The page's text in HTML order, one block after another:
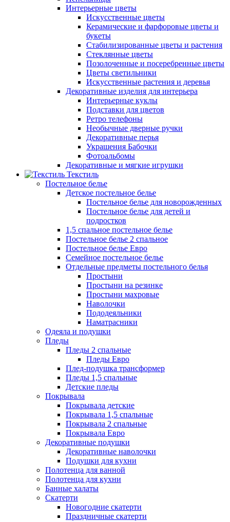
Интерьерные цветы
Искусственные цветы
Керамические и фарфоровые цветы и
букеты
Стабилизированные цветы и растения
Стеклянные цветы
Позолоченные и посеребренные цветы
Цветы светильники
Искусственные растения и деревья
Декоративные изделия для интерьера
Интерьерные куклы
Подставки для цветов
Ретро телефоны
Необычные дверные ручки
Декоративные перья
Украшения Бабочки
Фотоальбомы
Декоративные и мягкие игрушки
Текстиль
Постельное белье
Детское постельное белье
Постельное белье для новорожденных
Постельное белье для детей и
подростков
1,5 спальное постельное белье
Постельное белье 2 спальное
Постельное белье Евро
Семейное постельное белье
Отдельные предметы постельного белья
Простыни
Простыни на резинке
Простыни махровые
Наволочки
Пододеяльники
Наматрасники
Одеяла и подушки
Пледы
Пледы 2 спальные
Пледы Евро
Плед-подушка трансформер
Пледы 1,5 спальные
Детские пледы
Покрывала
Покрывала детские
Покрывала 1,5 спальные
Покрывала 2 спальные
Покрывала Евро
Декоративные подушки
Декоративные наволочки
Подушки для кухни
Полотенца для ванной
Полотенца для кухни
Банные халаты
Скатерти
Новогодние скатерти
Праздничные скатерти